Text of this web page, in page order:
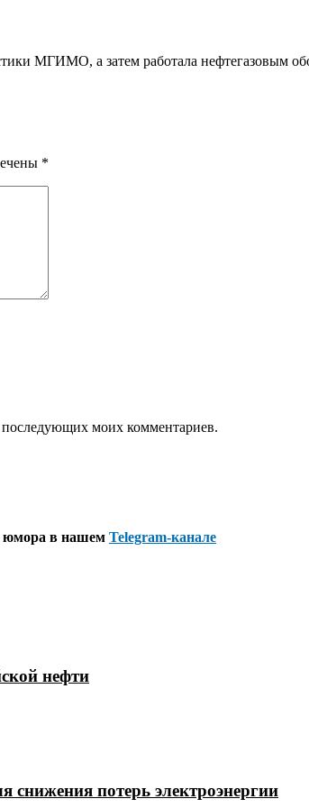
МГИМО, а затем работала нефтегазовым
*
последующих моих комментариев.
юмора в нашем Telegram-канале
нефти
потерь электроэнергии